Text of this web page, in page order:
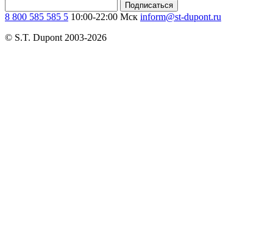
Подписаться
8 800 585 585 5 10:00-22:00 Мск inform@st-dupont.ru
© S.T. Dupont 2003-2026